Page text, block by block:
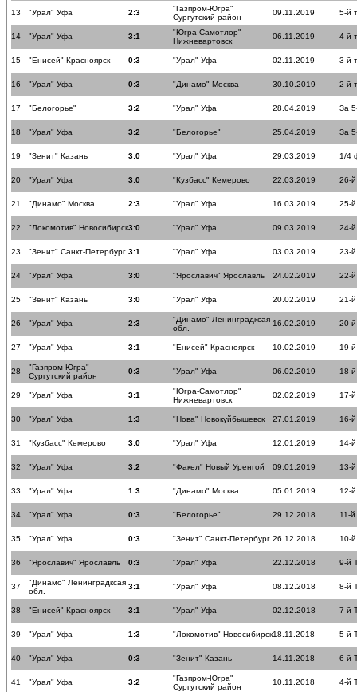
13 "Урал" Уфа 2:3
"Газпром-Югра"
Сургутский район
09.11.2019 5-й
14 "Урал" Уфа 3:1
"Югра-Самотлор"
Нижневартовск
06.11.2019 4-й
15 "Енисей" Красноярск 0:3 "Урал" Уфа 02.11.2019 3-й
16 "Урал" Уфа 0:3 "Динамо" Москва 30.10.2019 2-й
17 "Белогорье" 3:2 "Урал" Уфа 28.04.2019 За
18 "Урал" Уфа 3:2 "Белогорье" 25.04.2019 За
19 "Зенит" Казань 3:0 "Урал" Уфа 29.03.2019 1/4
20 "Урал" Уфа 3:0 "Кузбасс" Кемерово 22.03.2019 26-й
21 "Динамо" Москва 2:3 "Урал" Уфа 16.03.2019 25-й
22 "Локомотив" Новосибирск3:0 "Урал" Уфа 09.03.2019 24-й
23 "Зенит" Санкт-Петербург 3:1 "Урал" Уфа 03.03.2019 23-й
24 "Урал" Уфа 3:0 "Ярославич" Ярославль 24.02.2019 22-й
25 "Зенит" Казань 3:0 "Урал" Уфа 20.02.2019 21-й
26 "Урал" Уфа 2:3
"Динамо" Ленинградксая
обл.
16.02.2019 20-й
27 "Урал" Уфа 3:1 "Енисей" Красноярск 10.02.2019 19-
28
"Газпром-Югра"
Сургутский район
0:3 "Урал" Уфа 06.02.2019 18-
29 "Урал" Уфа 3:1
"Югра-Самотлор"
Нижневартовск
02.02.2019 17-
30 "Урал" Уфа 1:3 "Нова" Новокуйбышевск 27.01.2019 16-
31 "Кузбасс" Кемерово 3:0 "Урал" Уфа 12.01.2019 14-
32 "Урал" Уфа 3:2 "Факел" Новый Уренгой 09.01.2019 13-
33 "Урал" Уфа 1:3 "Динамо" Москва 05.01.2019 12-
34 "Урал" Уфа 0:3 "Белогорье" 29.12.2018 11-й
35 "Урал" Уфа 0:3 "Зенит" Санкт-Петербург 26.12.2018 10-
36 "Ярославич" Ярославль 0:3 "Урал" Уфа 22.12.2018 9-й
37
"Динамо" Ленинградксая
обл.
3:1 "Урал" Уфа 08.12.2018 8-й
38 "Енисей" Красноярск 3:1 "Урал" Уфа 02.12.2018 7-й
39 "Урал" Уфа 1:3 "Локомотив" Новосибирск18.11.2018 5-й
40 "Урал" Уфа 0:3 "Зенит" Казань 14.11.2018 6-й
41 "Урал" Уфа 3:2
"Газпром-Югра"
Сургутский район
10.11.2018 4-й